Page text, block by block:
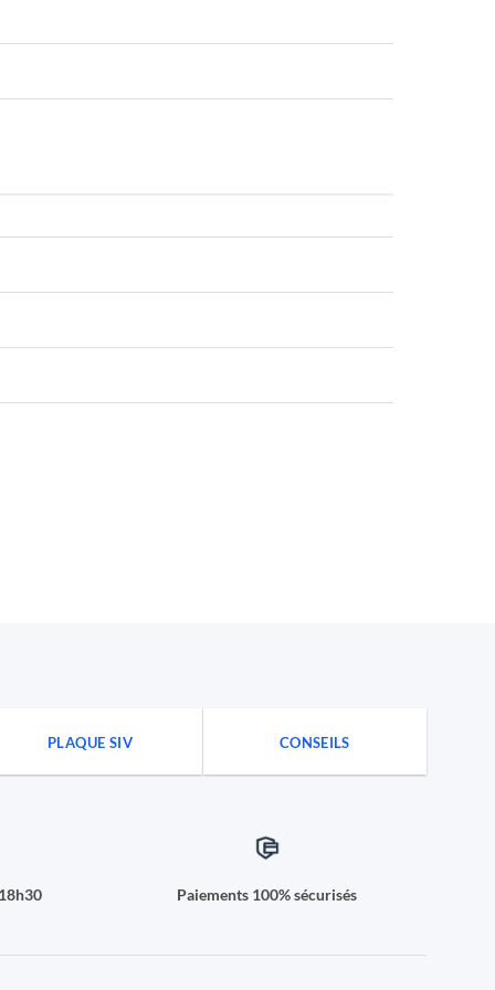
PLAQUE SIV CONSEILS
Paiements 100% sécurisés